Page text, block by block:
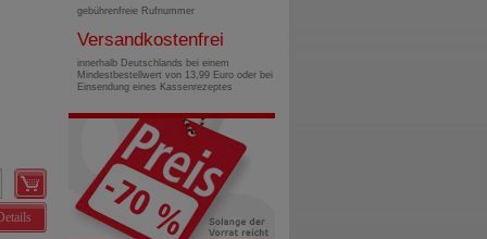
gebührenfreie Rufnummer
Versandkostenfrei
innerhalb Deutschlands bei einem
Mindestbestellwert von 13,99 Euro oder bei
Einsendung eines Kassenrezeptes